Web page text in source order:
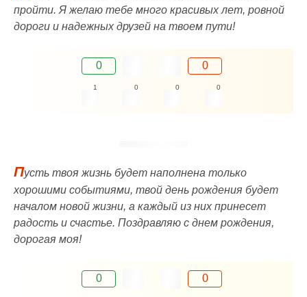
пройти. Я желаю тебе много красивых лет, ровной
дороги и надежных друзей на твоем пути!
0 0
1 0 0 0
Пусть твоя жизнь будет наполнена только
хорошими событиями, твой день рождения будет
началом новой жизни, а каждый из них принесет
радость и счастье. Поздравляю с днем рождения,
дорогая моя!
0 0